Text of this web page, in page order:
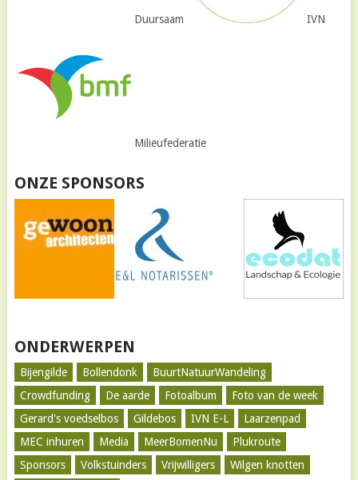
Duursaam IVN
Milieufederatie
ONZE SPONSORS
ONDERWERPEN
Bijengilde Bollendonk
BuurtNatuurWandeling
Crowdfunding
De aarde Fotoalbum
Foto van de week
Gerard's voedselbos
Gildebos IVN E-L
Laarzenpad
MEC inhuren
Media MeerBomenNu
Plukroute
Sponsors
Volkstuinders Vrijwilligers
Wilgen knotten